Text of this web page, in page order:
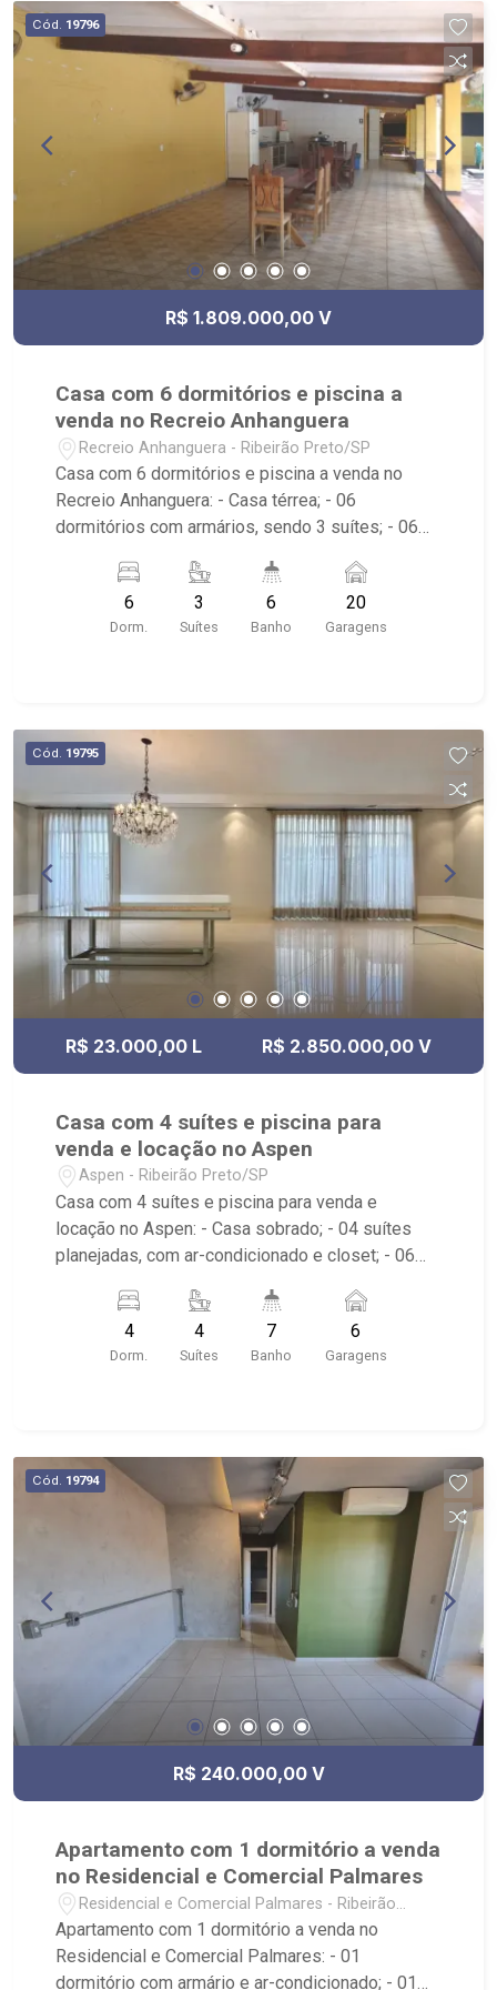
Cód. 19796
R$ 1.809.000,00 V
Casa com 6 dormitórios e piscina a
venda no Recreio Anhanguera
Recreio Anhanguera - Ribeirão Preto/SP
Casa com 6 dormitórios e piscina a venda no
Recreio Anhanguera: - Casa térrea; - 06
dormitórios com armários, sendo 3 suítes; - 06
americana planejada; - Área de serviço; - Quintal
gramado; - Varanda; - Piscina; - Localizado
próximo ao Supermercado Mialich, Rodovia
6
Dorm.
3
Suítes
6
Banho
20
Garagens
Cód. 19795
R$ 23.000,00 L R$ 2.850.000,00 V
Casa com 4 suítes e piscina para
venda e locação no Aspen
Aspen - Ribeirão Preto/SP
Casa com 4 suítes e piscina para venda e
locação no Aspen: - Casa sobrado; - 04 suítes
planejadas, com ar-condicionado e closet; - 06
- Lavabo; - Sala de estar; - Sala de jantar; - Sala
dois ambientes; - Escritório; - Home Theater; -
Cozinha planejada; - Despensa; - Área de serviço
Condomínio com portaria 24h e salão de festas; -
Próximo a Rodovia Antônio Machado Sant`Anna.
4
Dorm.
4
Suítes
7
Banho
6
Garagens
Cód. 19794
R$ 240.000,00 V
Apartamento com 1 dormitório a venda
no Residencial e Comercial Palmares
Residencial e Comercial Palmares - Ribeirão
Preto/SP
Apartamento com 1 dormitório a venda no
Residencial e Comercial Palmares: - 01
dormitório com armário e ar-condicionado; - 01